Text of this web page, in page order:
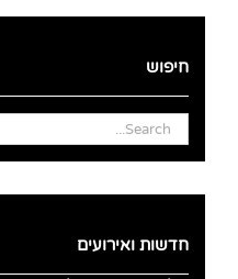
חיפוש
Search
for:
חדשות ואירועים